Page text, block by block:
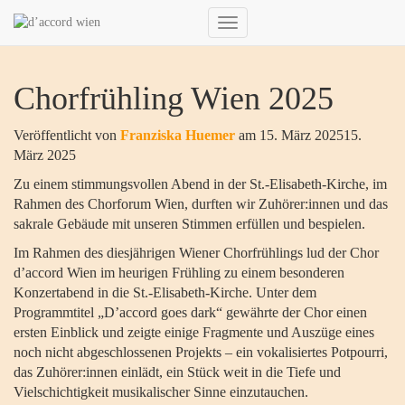
Navigation
Chorfrühling Wien 2025
Veröffentlicht von Franziska Huemer am 15. März 202515.
März 2025
Zu einem stimmungsvollen Abend in der St.-Elisabeth-Kirche, im
Rahmen des Chorforum Wien, durften wir Zuhörer:innen und das
sakrale Gebäude mit unseren Stimmen erfüllen und bespielen.
Im Rahmen des diesjährigen Wiener Chorfrühlings lud der Chor
d’accord Wien im heurigen Frühling zu einem besonderen
Konzertabend in die St.-Elisabeth-Kirche. Unter dem
Programmtitel „D’accord goes dark“ gewährte der Chor einen
ersten Einblick und zeigte einige Fragmente und Auszüge eines
noch nicht abgeschlossenen Projekts – ein vokalisiertes Potpourri,
das Zuhörer:innen einlädt, ein Stück weit in die Tiefe und
Vielschichtigkeit musikalischer Sinne einzutauchen.